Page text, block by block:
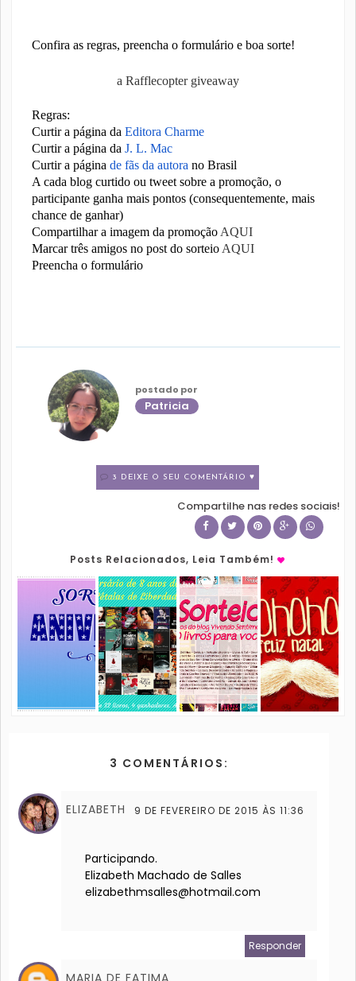
Confira as regras, preencha o formulário e boa sorte!
a Rafflecopter giveaway
Regras:
Curtir a página da Editora Charme
Curtir a página da J. L. Mac
Curtir a página de fãs da autora no Brasil
A cada blog curtido ou tweet sobre a promoção, o
participante ganha mais pontos (consequentemente, mais
chance de ganhar)
Compartilhar a imagem da promoção AQUI
Marcar três amigos no post do sorteio AQUI
Preencha o formulário
postado por
Patricia
3 DEIXE O SEU COMENTÁRIO ♥
Compartilhe nas redes sociais!
Posts Relacionados, Leia Também!
3 COMENTÁRIOS:
ELIZABETH 9 DE FEVEREIRO DE 2015 ÀS 11:36
Participando.
Elizabeth Machado de Salles
elizabethmsalles@hotmail.com
Responder